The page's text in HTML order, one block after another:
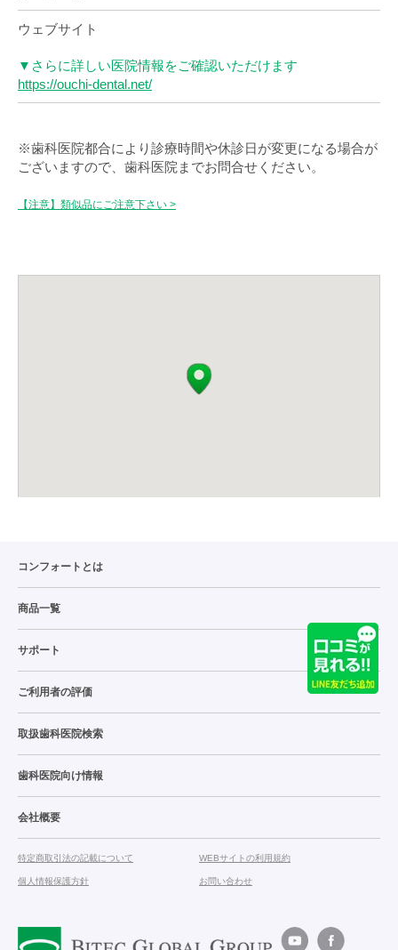
ウェブサイト
▼さらに詳しい医院情報をご確認いただけます
https://ouchi-dental.net/
※歯科医院都合により診療時間や休診日が変更になる場合が
ございますので、歯科医院までお問合せください。
【注意】類似品にご注意下さい >
コンフォートとは
商品一覧
サポート
ご利用者の評価
取扱歯科医院検索
歯科医院向け情報
会社概要
特定商取引法の記載について WEBサイトの利用規約
個人情報保護方針 お問い合わせ